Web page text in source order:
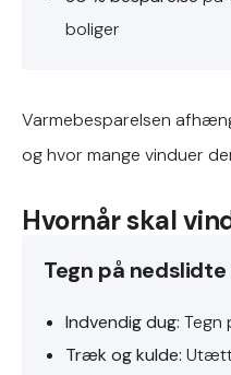
boliger
Varmebesparelsen
og hvor mange vinduer
Hvornår skal
Tegn på
Indvendig dug: Tegn
Træk og kulde: